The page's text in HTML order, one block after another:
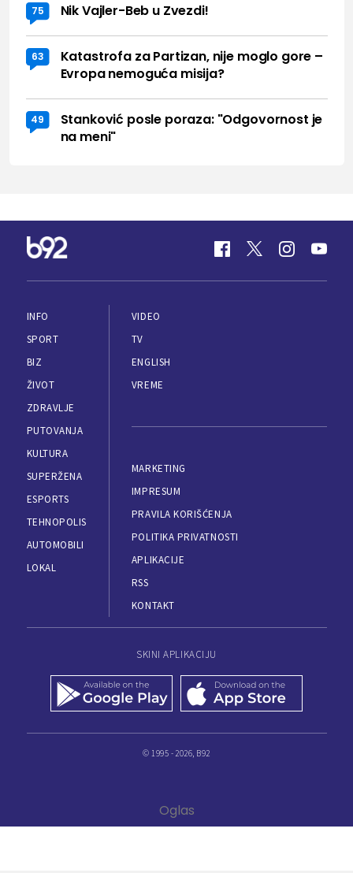
75 Nik Vajler-Beb u Zvezdi!
63
Katastrofa za Partizan, nije moglo gore –
Evropa nemoguća misija?
49
Stanković posle poraza: "Odgovornost je
na meni"
INFO
SPORT
BIZ
ŽIVOT
ZDRAVLJE
PUTOVANJA
KULTURA
SUPERŽENA
ESPORTS
TEHNOPOLIS
AUTOMOBILI
LOKAL
VIDEO
TV
ENGLISH
VREME
MARKETING
IMPRESUM
PRAVILA KORIŠĆENJA
POLITIKA PRIVATNOSTI
APLIKACIJE
RSS
KONTAKT
SKINI APLIKACIJU
© 1995 - 2026, B92